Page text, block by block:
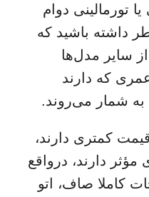
تورمالینی دوام
داشته باشید که
سایر مدل‌ها
که دارند
به شمار می‌روند.
کمتری دارند،
مؤثر دارند، درواقع
کاملا صاف، اتو